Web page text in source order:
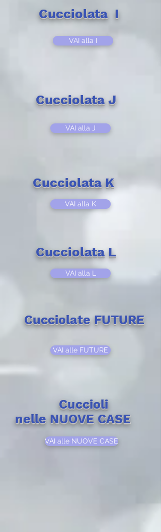
Cucciolata I
VAI alla I
Cucciolata J
VAI alla J
Cucciolata K
VAI alla K
Cucciolata L
VAI alla L
Cucciolate FUTURE
VAI alle FUTURE
Cuccioli
nelle NUOVE CASE
VAI alle NUOVE CASE